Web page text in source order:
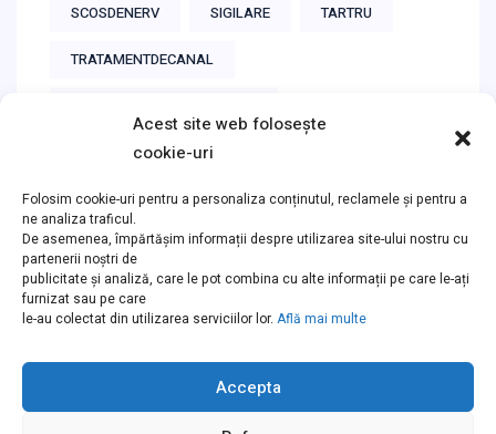
Acest site web folosește
cookie-uri
Folosim cookie-uri pentru a personaliza conținutul, reclamele și pentru a
ne analiza traficul.
De asemenea, împărtășim informații despre utilizarea site-ului nostru cu
partenerii noștri de
publicitate și analiză, care le pot combina cu alte informații pe care le-ați
furnizat sau pe care
le-au colectat din utilizarea serviciilor lor. Află mai multe
Accepta
SCOSDENERV SIGILARE TARTRU
TRATAMENTDECANAL
Instagram
Follow on Instagram